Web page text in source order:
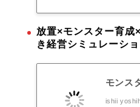
放置×モンスター育
き経営シミュレーシ
モンス
ishii